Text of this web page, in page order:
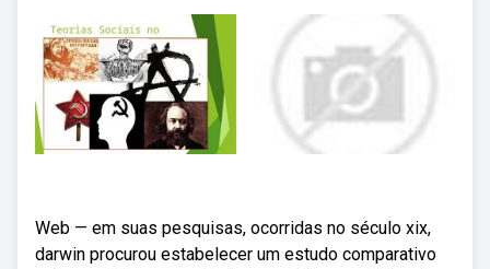
Web — em suas pesquisas, ocorridas no século xix,
darwin procurou estabelecer um estudo comparativo